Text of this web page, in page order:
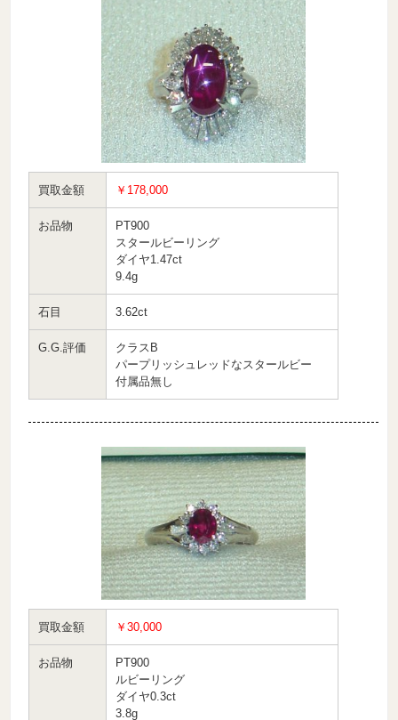
買取金額 ￥178,000
お品物
PT900
スタールビーリング
ダイヤ1.47ct
9.4g
石目 3.62ct
G.G.評価
クラスB
パープリッシュレッドなスタールビー
付属品無し
買取金額 ￥30,000
お品物
PT900
ルビーリング
ダイヤ0.3ct
3.8g